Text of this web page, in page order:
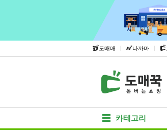
도매매 | 나까마 |
카테고리